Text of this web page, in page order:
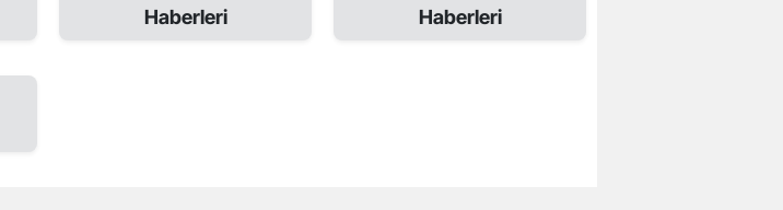
Haberleri
Haberleri